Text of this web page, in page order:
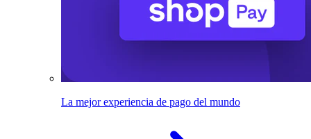
La mejor experiencia de pago del mundo